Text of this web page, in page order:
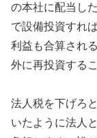
の本社に配当し
で設備投資すれ
利益も合算され
外に再投資する
法人税を下げろ
いたように法人